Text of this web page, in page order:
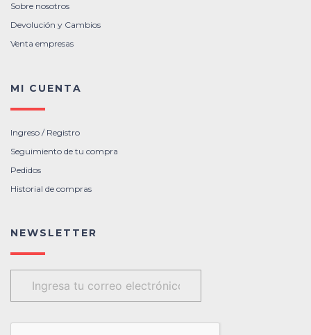
Sobre nosotros
Devolución y Cambios
Venta empresas
MI CUENTA
Ingreso / Registro
Seguimiento de tu compra
Pedidos
Historial de compras
NEWSLETTER